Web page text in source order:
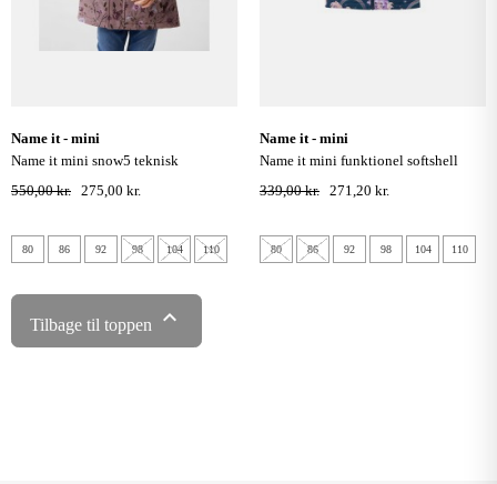
name it - mini
name it mini snow5 teknisk
vinterjakke - antler
550,00 kr. 275,00 kr.
80 86 92 98 104 110
name it - mini
name it mini funktionel softshell
jakke med enhjørninger og regnbuer -
339,00 kr. 271,20 kr.
80 86 92 98 104 110
Tilbage til toppen 